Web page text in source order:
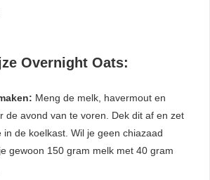
Overnight Oats:
Meng de melk, havermout en
de avond van te voren. Dek dit af en zet
de koelkast. Wil je geen chiazaad
gewoon 150 gram melk met 40 gram